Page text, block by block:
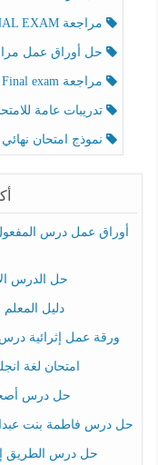
مراجعة FINAL EXAMاللغة الإنجليزية الصف الخامس الفصل الثالث
حل أوراق عمل مراجعة
مراجعة Preparation for the Final exam اللغة الإنجليزية الصف الرابع الفصل الثالث
تدريبات عامة
نموذج امتحان نهائي
أوراق عمل درس
حل الدرس
دليل
ورقة عمل إثرائية
امتحان لغة
حل درس
حل درس فاطمة بنت
حل درس الطريق